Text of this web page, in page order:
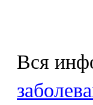
Вся